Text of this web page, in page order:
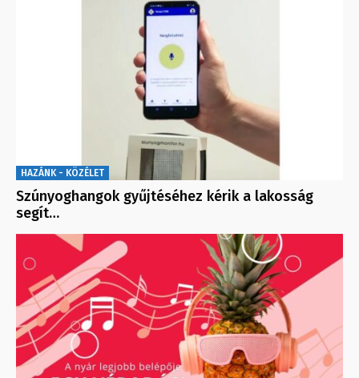
HAZÁNK - KÖZÉLET
Szúnyoghangok gyűjtéséhez kérik a lakosság
segít…